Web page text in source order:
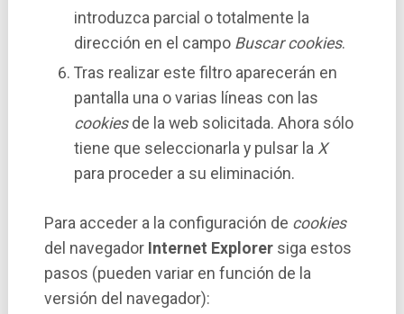
introduzca parcial o totalmente la
dirección en el campo Buscar cookies.
Tras realizar este filtro aparecerán en
pantalla una o varias lí­neas con las
cookiesde la web solicitada. Ahora sólo
tiene que seleccionarla y pulsar la X
para proceder a su eliminación.
Para acceder a la configuración de cookies
del navegador Internet Explorersiga estos
pasos (pueden variar en función de la
versión del navegador):